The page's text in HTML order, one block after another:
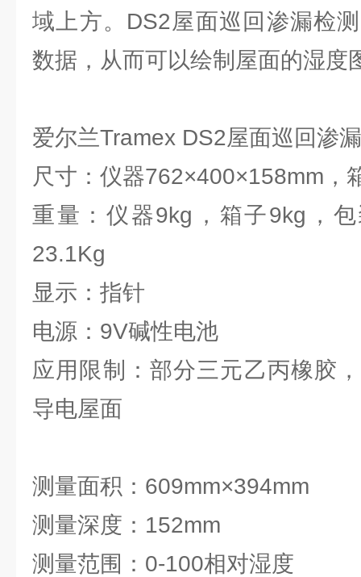
域上方。DS2屋面巡回渗漏检
数据，从而可以绘制屋面的湿度
爱尔兰Tramex DS2屋面巡回渗
尺寸：仪器762×400×158mm，
重量：仪器9kg，箱子9kg，
23.1Kg
显示：指针
电源：9V碱性电池
应用限制：部分三元乙丙橡胶
导电屋面
测量面积：609mm×394mm
测量深度：152mm
测量范围：0-100相对湿度